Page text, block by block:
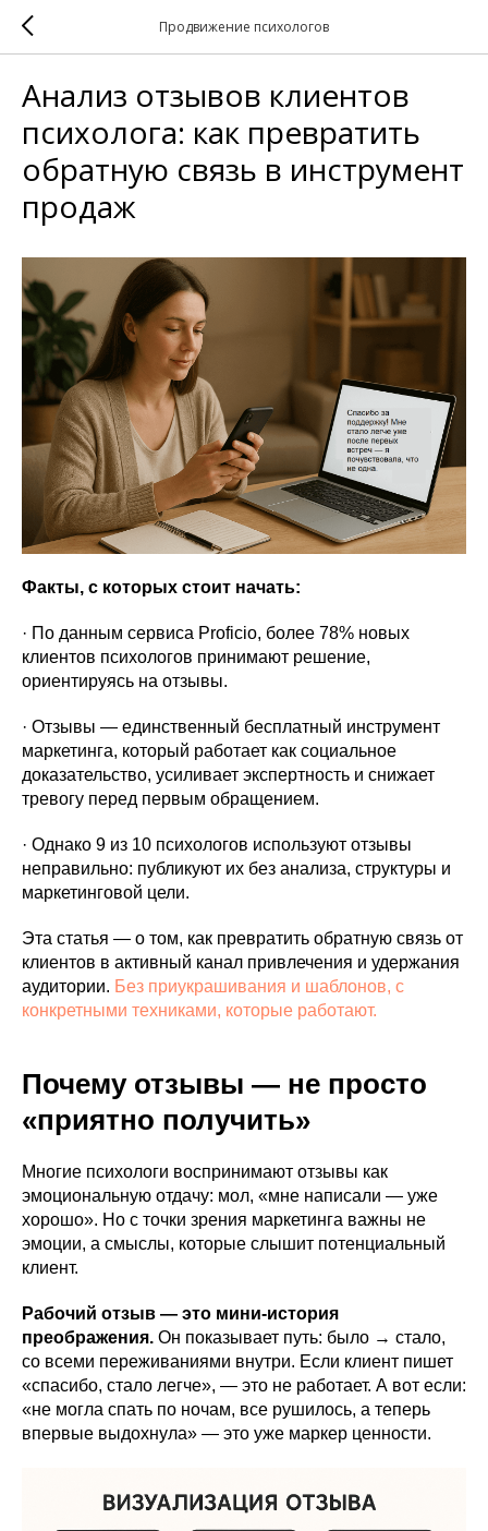
Продвижение психологов
Анализ отзывов клиентов
психолога: как превратить
обратную связь в инструмент
продаж
Факты, с которых стоит начать:
· По данным сервиса Proficio, более 78% новых
клиентов психологов принимают решение,
ориентируясь на отзывы.
· Отзывы — единственный бесплатный инструмент
маркетинга, который работает как социальное
доказательство, усиливает экспертность и снижает
тревогу перед первым обращением.
· Однако 9 из 10 психологов используют отзывы
неправильно: публикуют их без анализа, структуры и
маркетинговой цели.
Эта статья — о том, как превратить обратную связь от
клиентов в активный канал привлечения и удержания
аудитории. Без приукрашивания и шаблонов, с
конкретными техниками, которые работают.
Почему отзывы — не просто
«приятно получить»
Многие психологи воспринимают отзывы как
эмоциональную отдачу: мол, «мне написали — уже
хорошо». Но с точки зрения маркетинга важны не
эмоции, а смыслы, которые слышит потенциальный
клиент.
Рабочий отзыв — это мини-история
преображения. Он показывает путь: было → стало,
со всеми переживаниями внутри. Если клиент пишет
«спасибо, стало легче», — это не работает. А вот если:
«не могла спать по ночам, все рушилось, а теперь
впервые выдохнула» — это уже маркер ценности.